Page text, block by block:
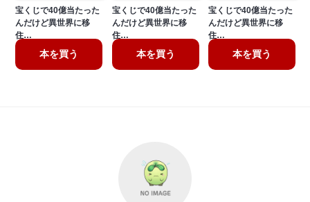
宝くじで40億当たった
んだけど異世界に移
住…
本を買う
宝くじで40億当たった
んだけど異世界に移
住…
本を買う
宝くじで40億当たった
んだけど異世界に移
住…
本を買う